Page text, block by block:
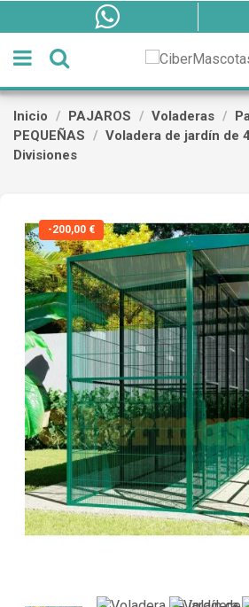
Inicio PAJAROS Voladeras
PEQUEÑAS
Voladera de jardín de
Divisiones
-200,00 €